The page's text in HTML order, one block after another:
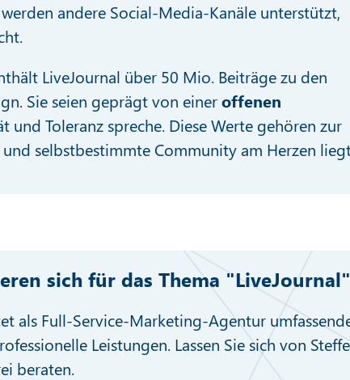
andere Social-Media-Kanäle unterstützt,
LiveJournal über 50 Mio. Beiträge zu den
Sie seien geprägt von eineroffenen
und Toleranz spreche. Diese Werte gehören zur
selbstbestimmte Community am Herzen
sich für das Thema "LiveJournal"
als Full-Service-Marketing-Agentur
Leistungen. Lassen Sie sich von
beraten.